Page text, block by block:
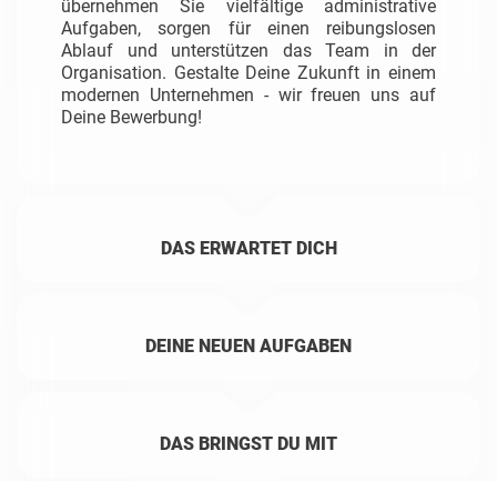
übernehmen Sie vielfältige administrative
Aufgaben, sorgen für einen reibungslosen
Ablauf und unterstützen das Team in der
Organisation. Gestalte Deine Zukunft in einem
modernen Unternehmen - wir freuen uns auf
Deine Bewerbung!
DAS ERWARTET DICH
DEINE NEUEN AUFGABEN
DAS BRINGST DU MIT